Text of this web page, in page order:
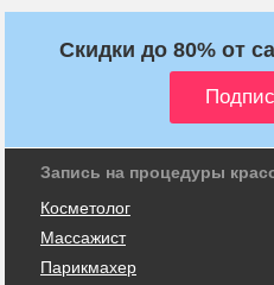
Скидки до 80% от
Запись на процедуры
Косметолог
Массажист
Парикмахер